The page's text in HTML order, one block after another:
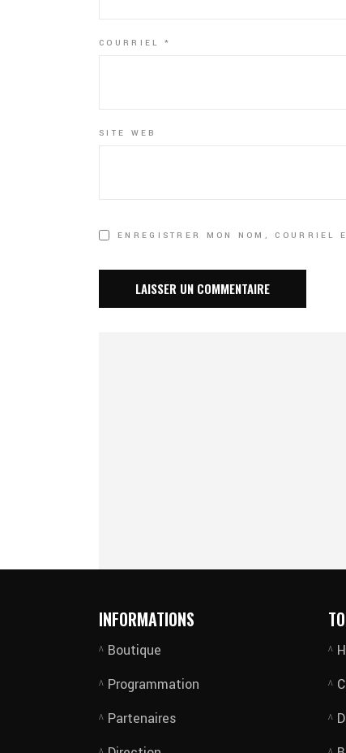
COURRIEL *
SITE WEB
ENREGISTRER MON NOM, COURRIEL
INFORMATIONS
Boutique
Programmation
Partenaires